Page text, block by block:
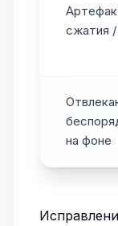
сжатия
на фоне